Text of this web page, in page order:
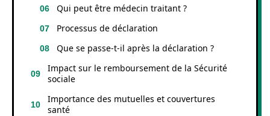
Qui peut être médecin traitant ?
Processus de déclaration
Que se passe-t-il après la déclaration ?
Impact sur le remboursement de la Sécurité
sociale
Importance des mutuelles et couvertures
santé